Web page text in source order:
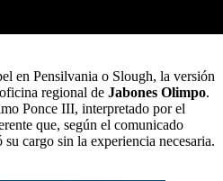
en Pensilvania o Slough, la versión
regional de Jabones Olimpo.
Ponce III, interpretado por el
que, según el comunicado
cargo sin la experiencia necesaria.